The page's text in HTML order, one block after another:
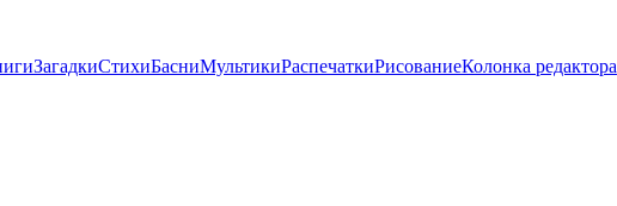
ЗагадкиСтихиБасниМультикиРаспечаткиРисованиеКолонка редактора